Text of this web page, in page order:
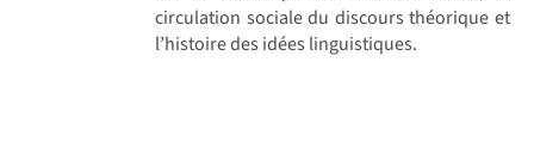
circulation sociale du discours théorique et
l’histoire des idées linguistiques.